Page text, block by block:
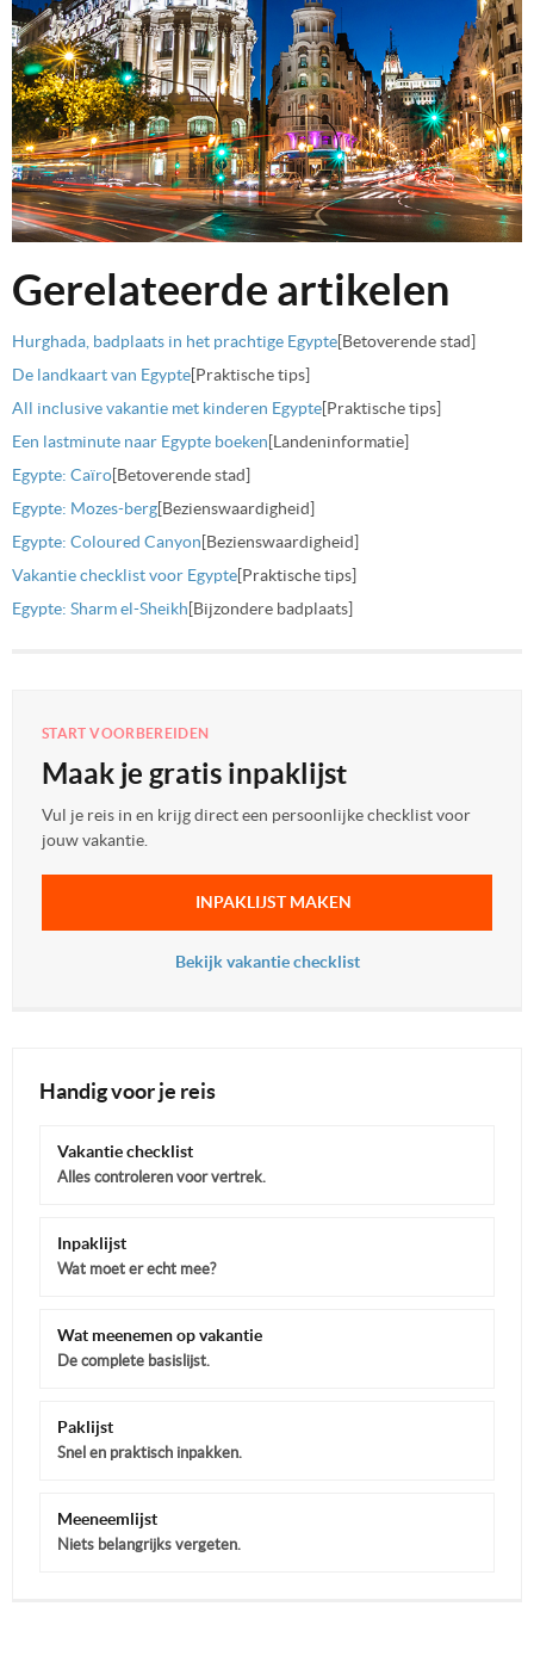
Gerelateerde artikelen
Hurghada, badplaats in het prachtige Egypte[Betoverende stad]
De landkaart van Egypte[Praktische tips]
All inclusive vakantie met kinderen Egypte[Praktische tips]
Een lastminute naar Egypte boeken[Landeninformatie]
Egypte: Caïro[Betoverende stad]
Egypte: Mozes-berg[Bezienswaardigheid]
Egypte: Coloured Canyon[Bezienswaardigheid]
Vakantie checklist voor Egypte[Praktische tips]
Egypte: Sharm el-Sheikh[Bijzondere badplaats]
START VOORBEREIDEN
Maak je gratis inpaklijst
Vul je reis in en krijg direct een persoonlijke checklist voor
jouw vakantie.
INPAKLIJST MAKEN
Bekijk vakantie checklist
Handig voor je reis
Vakantie checklist
Alles controleren voor vertrek.
Inpaklijst
Wat moet er echt mee?
Wat meenemen op vakantie
De complete basislijst.
Paklijst
Snel en praktisch inpakken.
Meeneemlijst
Niets belangrijks vergeten.